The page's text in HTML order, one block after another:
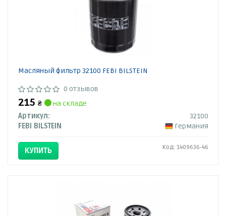
Масляный фильтр 32100 FEBI BILSTEIN
0 отзывов
215 ₴
на складе
Артикул:
32100
FEBI BILSTEIN
Германия
КУПИТЬ Код: 1409636-46